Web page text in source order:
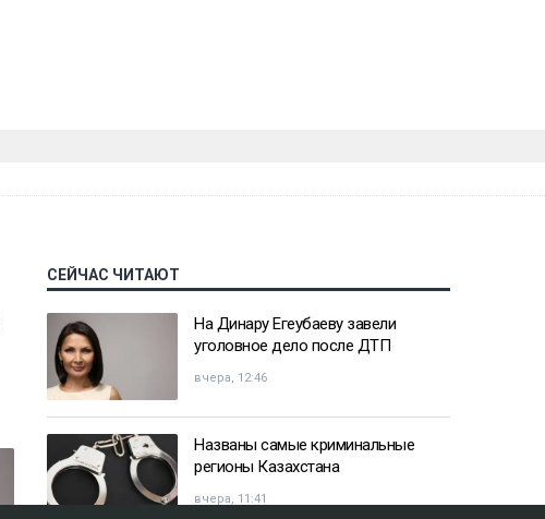
СЕЙЧАС ЧИТАЮТ
На Динару Егеубаеву завели
уголовное дело после ДТП
вчера, 12:46
Названы самые криминальные
регионы Казахстана
вчера, 11:41